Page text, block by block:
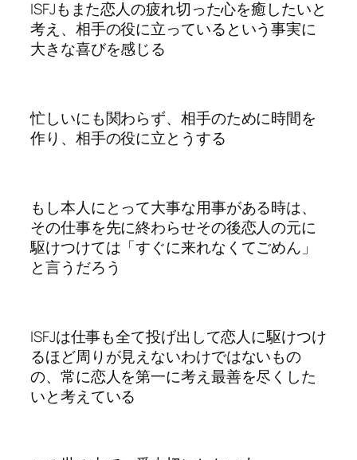
ISFJもまた恋人の疲れ切った心を癒したいと
考え、相手の役に立っているという事実に
大きな喜びを感じる
忙しいにも関わらず、相手のために時間を
作り、相手の役に立とうする
もし本人にとって大事な用事がある時は、
その仕事を先に終わらせその後恋人の元に
駆けつけては「すぐに来れなくてごめん」
と言うだろう
ISFJは仕事も全て投げ出して恋人に駆けつけ
るほど周りが見えないわけではないもの
の、常に恋人を第一に考え最善を尽くした
いと考えている